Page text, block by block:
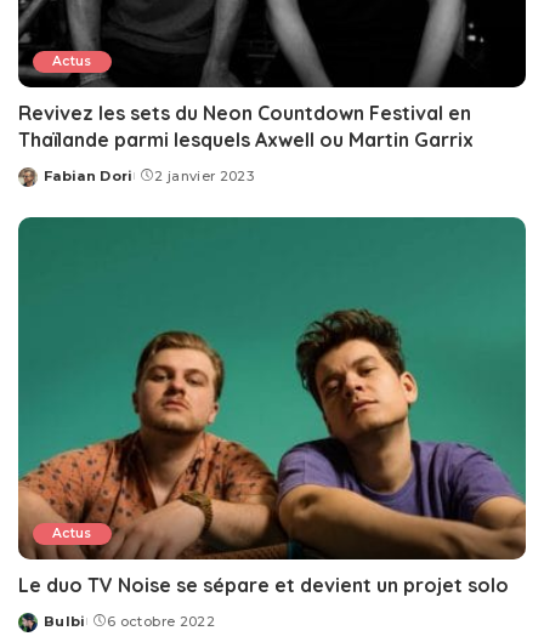
Actus
Revivez les sets du Neon Countdown Festival en
Thaïlande parmi lesquels Axwell ou Martin Garrix
Posted
Fabian Dori 2 janvier 2023
Actus
Le duo TV Noise se sépare et devient un projet solo
Posted
Bulbi 6 octobre 2022